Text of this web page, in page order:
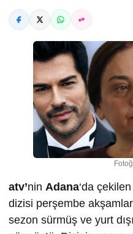
atv’nin Adana‘da çekilen
dizisi perşembe
sezon sürmüş ve yurt